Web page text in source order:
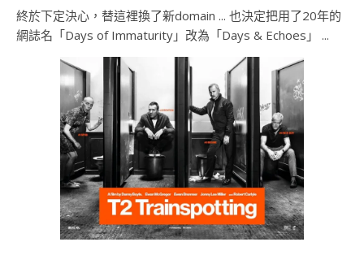
終於下定決心，替這裡換了新domain ... 也決定把用了20年的
網誌名「Days of Immaturity」改為「Days & Echoes」 ...